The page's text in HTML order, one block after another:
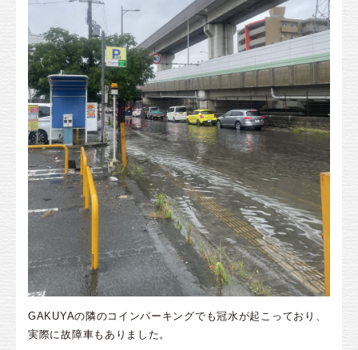
GAKUYAの隣のコインパーキングでも冠水が起こっており、
実際に故障車もありました。